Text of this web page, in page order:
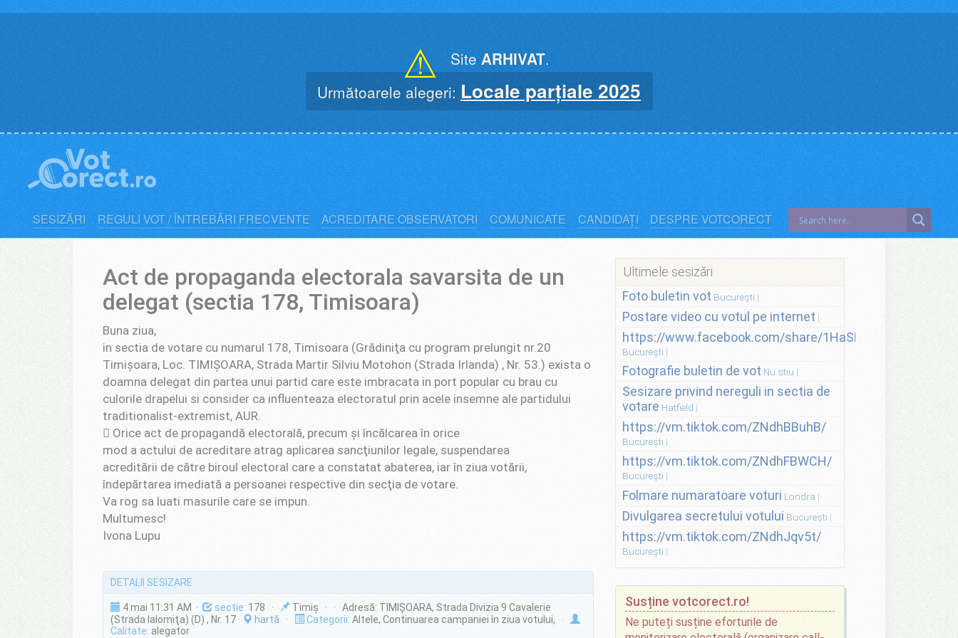
⚠ Site ARHIVAT.
Următoarele alegeri: Locale parțiale 2025
SESIZĂRI REGULI VOT / ÎNTREBĂRI FRECVENTE ACREDITARE OBSERVATORI COMUNICATE CANDIDAȚI DESPRE VOTCORECT
Act de propaganda electorala savarsita de un
delegat (sectia 178, Timisoara)
Buna ziua,
in sectia de votare cu numarul 178, Timisoara (Grădiniţa cu program prelungit nr.20
Timișoara, Loc. TIMIŞOARA, Strada Martir Silviu Motohon (Strada Irlanda) , Nr. 53.) exista o
doamna delegat din partea unui partid care este imbracata in port popular cu brau cu
culorile drapelui si consider ca influenteaza electoratul prin acele insemne ale partidului
traditionalist-extremist, AUR.
 Orice act de propagandă electorală, precum şi încălcarea în orice
mod a actului de acreditare atrag aplicarea sancţiunilor legale, suspendarea
acreditării de către biroul electoral care a constatat abaterea, iar în ziua votării,
îndepărtarea imediată a persoanei respective din secţia de votare.
Va rog sa luati masurile care se impun.
Multumesc!
Ivona Lupu
DETALII SESIZARE
4 mai 11:31 AM · sectie: 178 ·
Timiș · · Adresă: TIMIŞOARA, Strada Divizia 9 Cavalerie
(Strada Ialomiţa) (D) , Nr. 17 ·
hartă · Categorii: Altele, Continuarea campaniei în ziua votului,
·
Calitate: alegator
Ultimele sesizări
Foto buletin vot București
Postare video cu votul pe internet
https://www.facebook.com/share/1HaSNsHSvo/
București
Fotografie buletin de vot Nu stiu
Sesizare privind nereguli in sectia de
votare Hatfield
https://vm.tiktok.com/ZNdhBBuhB/
București
https://vm.tiktok.com/ZNdhFBWCH/
București
Folmare numaratoare voturi Londra
Divulgarea secretului votului București
https://vm.tiktok.com/ZNdhJqv5t/
București
Susține votcorect.ro!
Ne puteți susține eforturile de